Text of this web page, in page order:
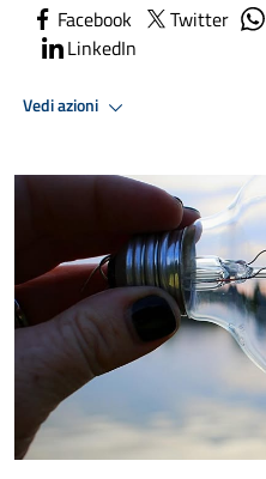
Facebook Twitter
LinkedIn
Vedi azioni